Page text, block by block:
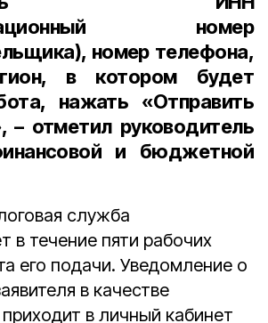
номер
номер телефона,
в котором будет
нажать «Отправить
– отметил руководитель
и бюджетной
служба
в течение пяти рабочих
его подачи. Уведомление о
в качестве
в личный кабинет